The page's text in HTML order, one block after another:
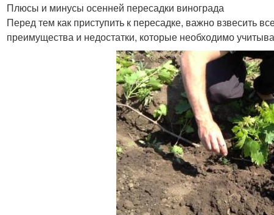
Плюсы и минусы осенней пересадки винограда
Перед тем как приступить к пересадке, важно взвесить
преимущества и недостатки, которые необходимо